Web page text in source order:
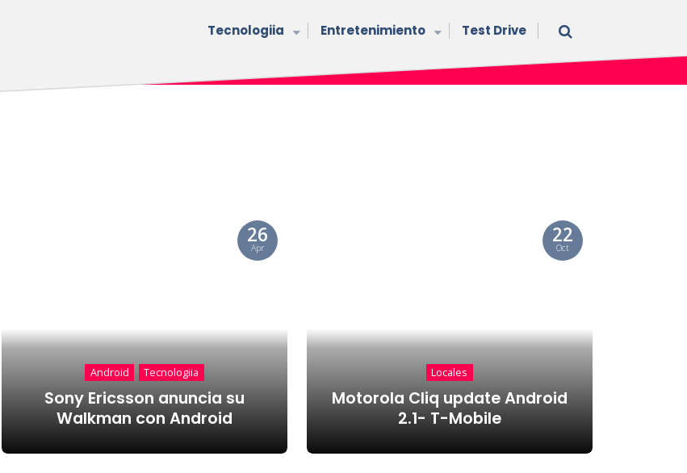
Tecnologiia Entretenimiento Test Drive
26
Apr
Android Tecnologiia
Sony Ericsson anuncia su
Walkman con Android
22
Oct
Locales
Motorola Cliq update Android
2.1- T-Mobile